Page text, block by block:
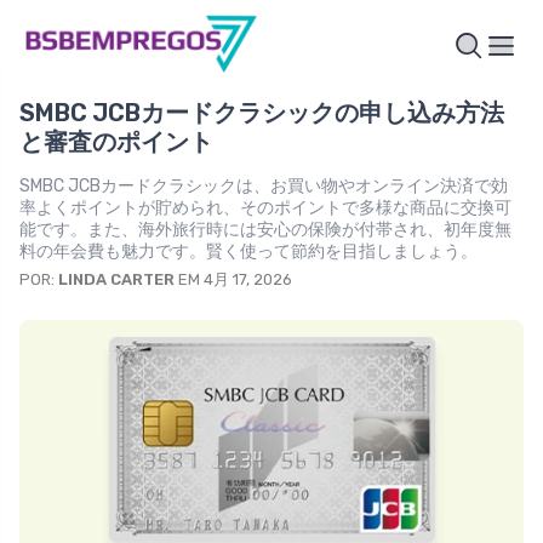
SMBC JCBカードクラシックの申し込み方法
と審査のポイント
SMBC JCBカードクラシックは、お買い物やオンライン決済で効
率よくポイントが貯められ、そのポイントで多様な商品に交換可
能です。また、海外旅行時には安心の保険が付帯され、初年度無
料の年会費も魅力です。賢く使って節約を目指しましょう。
POR: LINDA CARTER EM 4月 17, 2026